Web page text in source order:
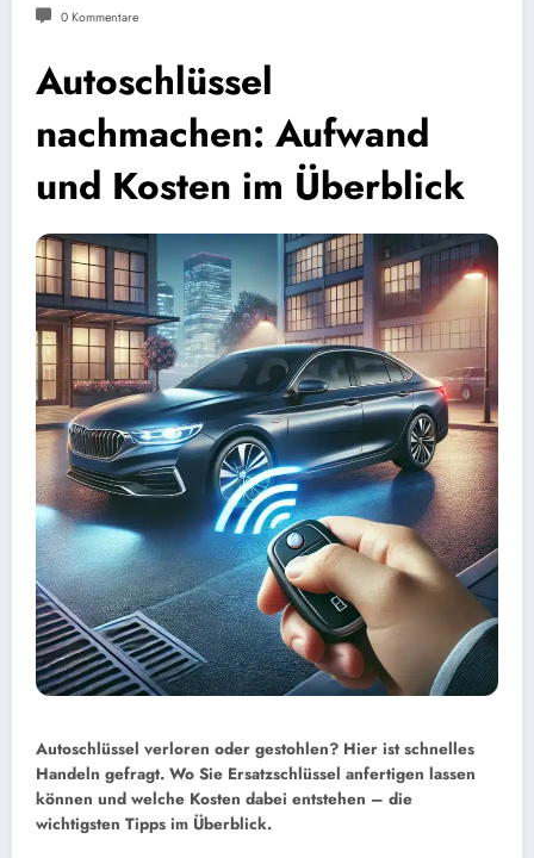
0 Kommentare
Autoschlüssel
nachmachen: Aufwand
und Kosten im Überblick
Autoschlüssel verloren oder gestohlen? Hier ist schnelles
Handeln gefragt. Wo Sie Ersatzschlüssel anfertigen lassen
können und welche Kosten dabei entstehen – die
wichtigsten Tipps im Überblick.